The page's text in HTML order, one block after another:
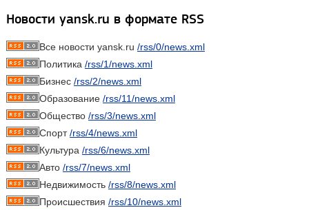
Новости yansk.ru в формате RSS
Все новости yansk.ru /rss/0/news.xml
Политика /rss/1/news.xml
Бизнес /rss/2/news.xml
Образование /rss/11/news.xml
Общество /rss/3/news.xml
Спорт/rss/4/news.xml
Культура /rss/6/news.xml
Авто /rss/7/news.xml
Недвижимость /rss/8/news.xml
Происшествия /rss/10/news.xml